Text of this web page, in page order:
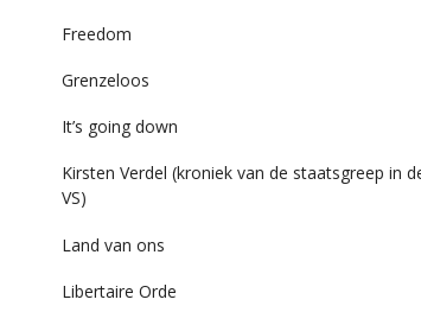
Freedom
Grenzeloos
It’s going down
Kirsten Verdel (kroniek van de staatsgreep in
VS)
Land van ons
Libertaire Orde